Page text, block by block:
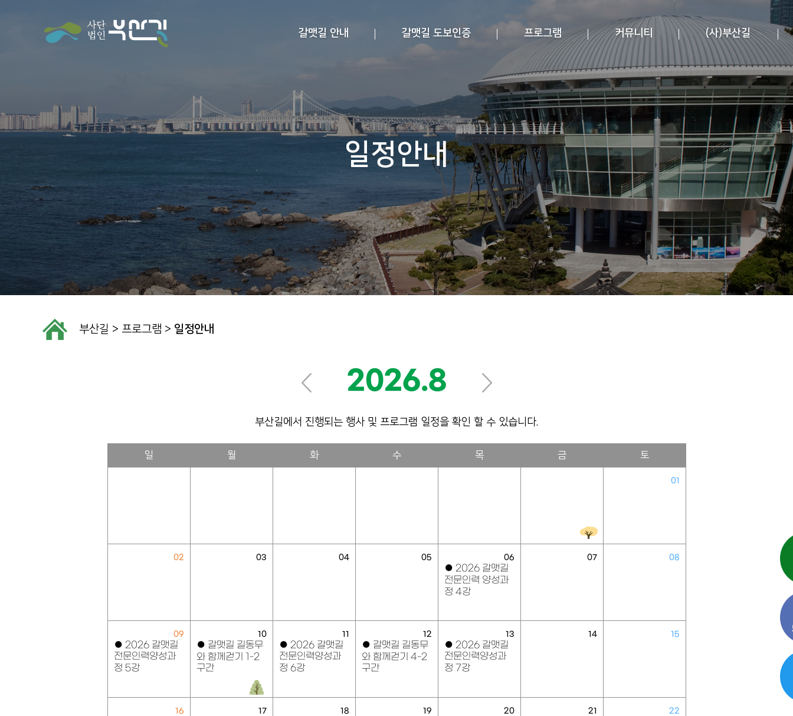
갈맷길 안내 갈맷길 도보인증 프로그램 커뮤니티 (사)부산길
일정안내
부산길 > 프로그램 > 일정안내
2026.8
부산길에서 진행되는 행사 및 프로그램 일정을 확인 할 수 있습니다.
일 월 화 수 목 금 토
01
02 03 04 05 06
● 2026 갈맷길
전문인력 양성과
정 4강
07 08
09
● 2026 갈맷길
전문인력양성과
정 5강
10
● 갈맷길 길동무
와 함께걷기 1-2
구간
11
● 2026 갈맷길
전문인력양성과
정 6강
12
● 갈맷길 길동무
와 함께걷기 4-2
구간
13
● 2026 갈맷길
전문인력양성과
정 7강
14 15
16 17 18 19 20 21 22